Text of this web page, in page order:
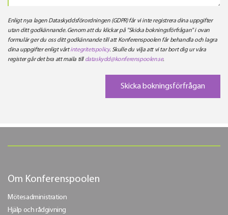
Enligt nya lagen Dataskyddsförordningen (GDPR) får vi inte registrera dina uppgifter
utan ditt godkännande. Genom att du klickar på "Skicka bokningsförfrågan" i ovan
formulär ger du oss ditt godkännande till att Konferenspoolen får behandla och lagra
dina uppgifter enligt vårtintegritetspolicy. Skulle du vilja att vi tar bort dig ur våra
register går det bra att maila till dataskydd@konferenspoolen.se.
Om Konferenspoolen
Mötesadministration
Hjälp och rådgivning